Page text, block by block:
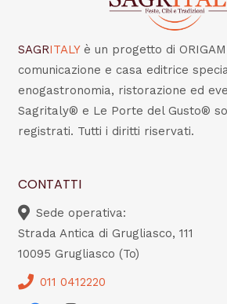
SAGRITALY è un progetto di
comunicazione e casa editrice
enogastronomia, ristorazione ed
Sagritaly® e Le Porte del Gusto®
registrati. Tutti i diritti riservati.
CONTATTI
Sede operativa:
Strada Antica di Grugliasco, 111
10095 Grugliasco (To)
011 0412220